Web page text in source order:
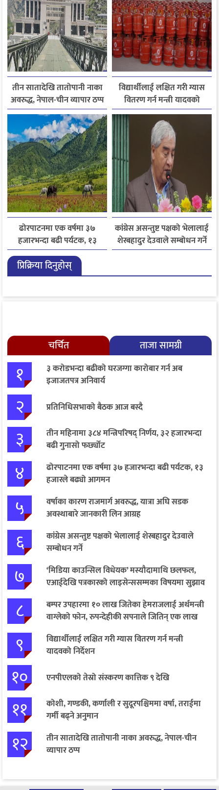
तीन सातादेखि तातोपानी नाका
अवरुद्ध, नेपाल-चीन व्यापार ठप्प
विद्यार्थीलाई लक्षित गरी ग्यास
वितरण गर्न मन्त्री यादवको
निर्देशन
ढोरपाटनमा एक वर्षमा ३७
हजारभन्दा बढी पर्यटक, १३
हजारले बढ्यो आगमन
कांग्रेस असन्तुष्ट पक्षको भेलालाई
शेरबहादुर देउवाले सम्बोधन गर्ने
प्रिक्रिया दिनुहोस्
चर्चित ताजा सामग्री
१
३ करोडभन्दा बढीको घरजग्गा कारोबार गर्न अब
इजाजतपत्र अनिवार्य
२ प्रतिनिधिसभाको बैठक आज बस्दै
३
तीन महिनामा ३८४ मन्त्रिपरिषद् निर्णय, ३२ हजारभन्दा
बढी गुनासो फर्छ्योट
४
ढोरपाटनमा एक वर्षमा ३७ हजारभन्दा बढी पर्यटक, १३
हजारले बढ्यो आगमन
५
वर्षाका कारण राजमार्ग अवरुद्ध, यात्रा अघि सडक
अवस्थाबारे जानकारी लिन आग्रह
६
कांग्रेस असन्तुष्ट पक्षको भेलालाई शेरबहादुर देउवाले
सम्बोधन गर्ने
७
‘मिडिया काउन्सिल विधेयक’ मस्यौदामाथि छलफल,
एआईदेखि पत्रकारको लाइसेन्ससम्मका विषयमा सुझाव
८
बम्पर उपहारमा १० लाख जितेका हेमराजलाई अर्थमन्त्री
वाग्लेको फोन, रुपन्देहीकी सपनाले जितिन् एक लाख
९
विद्यार्थीलाई लक्षित गरी ग्यास वितरण गर्न मन्त्री
यादवको निर्देशन
१० एनपीएलको तेस्रो संस्करण कात्तिक ९ देखि
११
कोशी, गण्डकी, कर्णाली र सुदूरपश्चिममा वर्षा, तराईमा
गर्मी बढ्ने अनुमान
१२
तीन सातादेखि तातोपानी नाका अवरुद्ध, नेपाल-चीन
व्यापार ठप्प